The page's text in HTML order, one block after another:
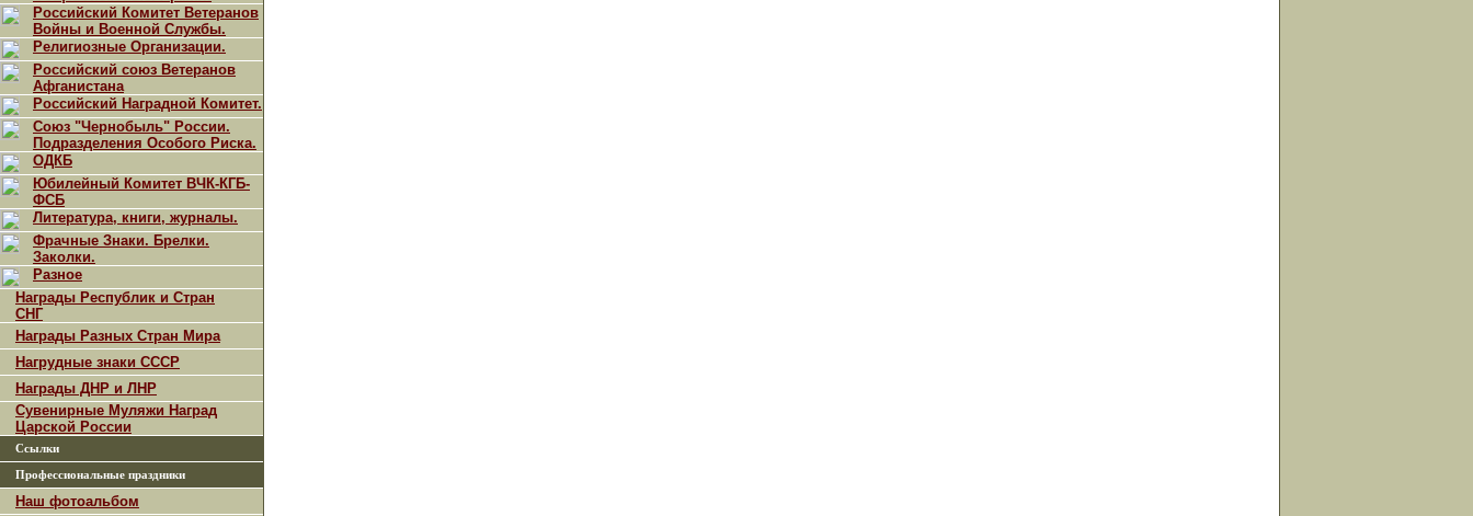
Российский Комитет Ветеранов
Войны и Военной Службы.
Религиозные Организации.
Российский союз Ветеранов
Афганистана
Российский Наградной Комитет.
Союз "Чернобыль" России.
Подразделения Особого Риска.
ОДКБ
Юбилейный Комитет ВЧК-КГБ-
ФСБ
Литература, книги, журналы.
Фрачные Знаки. Брелки.
Заколки.
Разное
Награды Республик и Стран
СНГ
Награды Разных Стран Мира
Нагрудные знаки СССР
Награды ДНР и ЛНР
Сувенирные Муляжи Наград
Царской России
Ссылки
Профессиональные праздники
Наш фотоальбом